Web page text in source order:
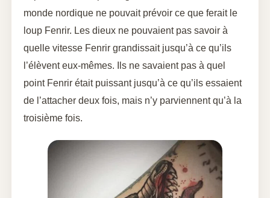
monde nordique ne pouvait prévoir ce que ferait le
loup Fenrir. Les dieux ne pouvaient pas savoir à
quelle vitesse Fenrir grandissait jusqu’à ce qu’ils
l’élèvent eux-mêmes. Ils ne savaient pas à quel
point Fenrir était puissant jusqu’à ce qu’ils essaient
de l’attacher deux fois, mais n’y parviennent qu’à la
troisième fois.